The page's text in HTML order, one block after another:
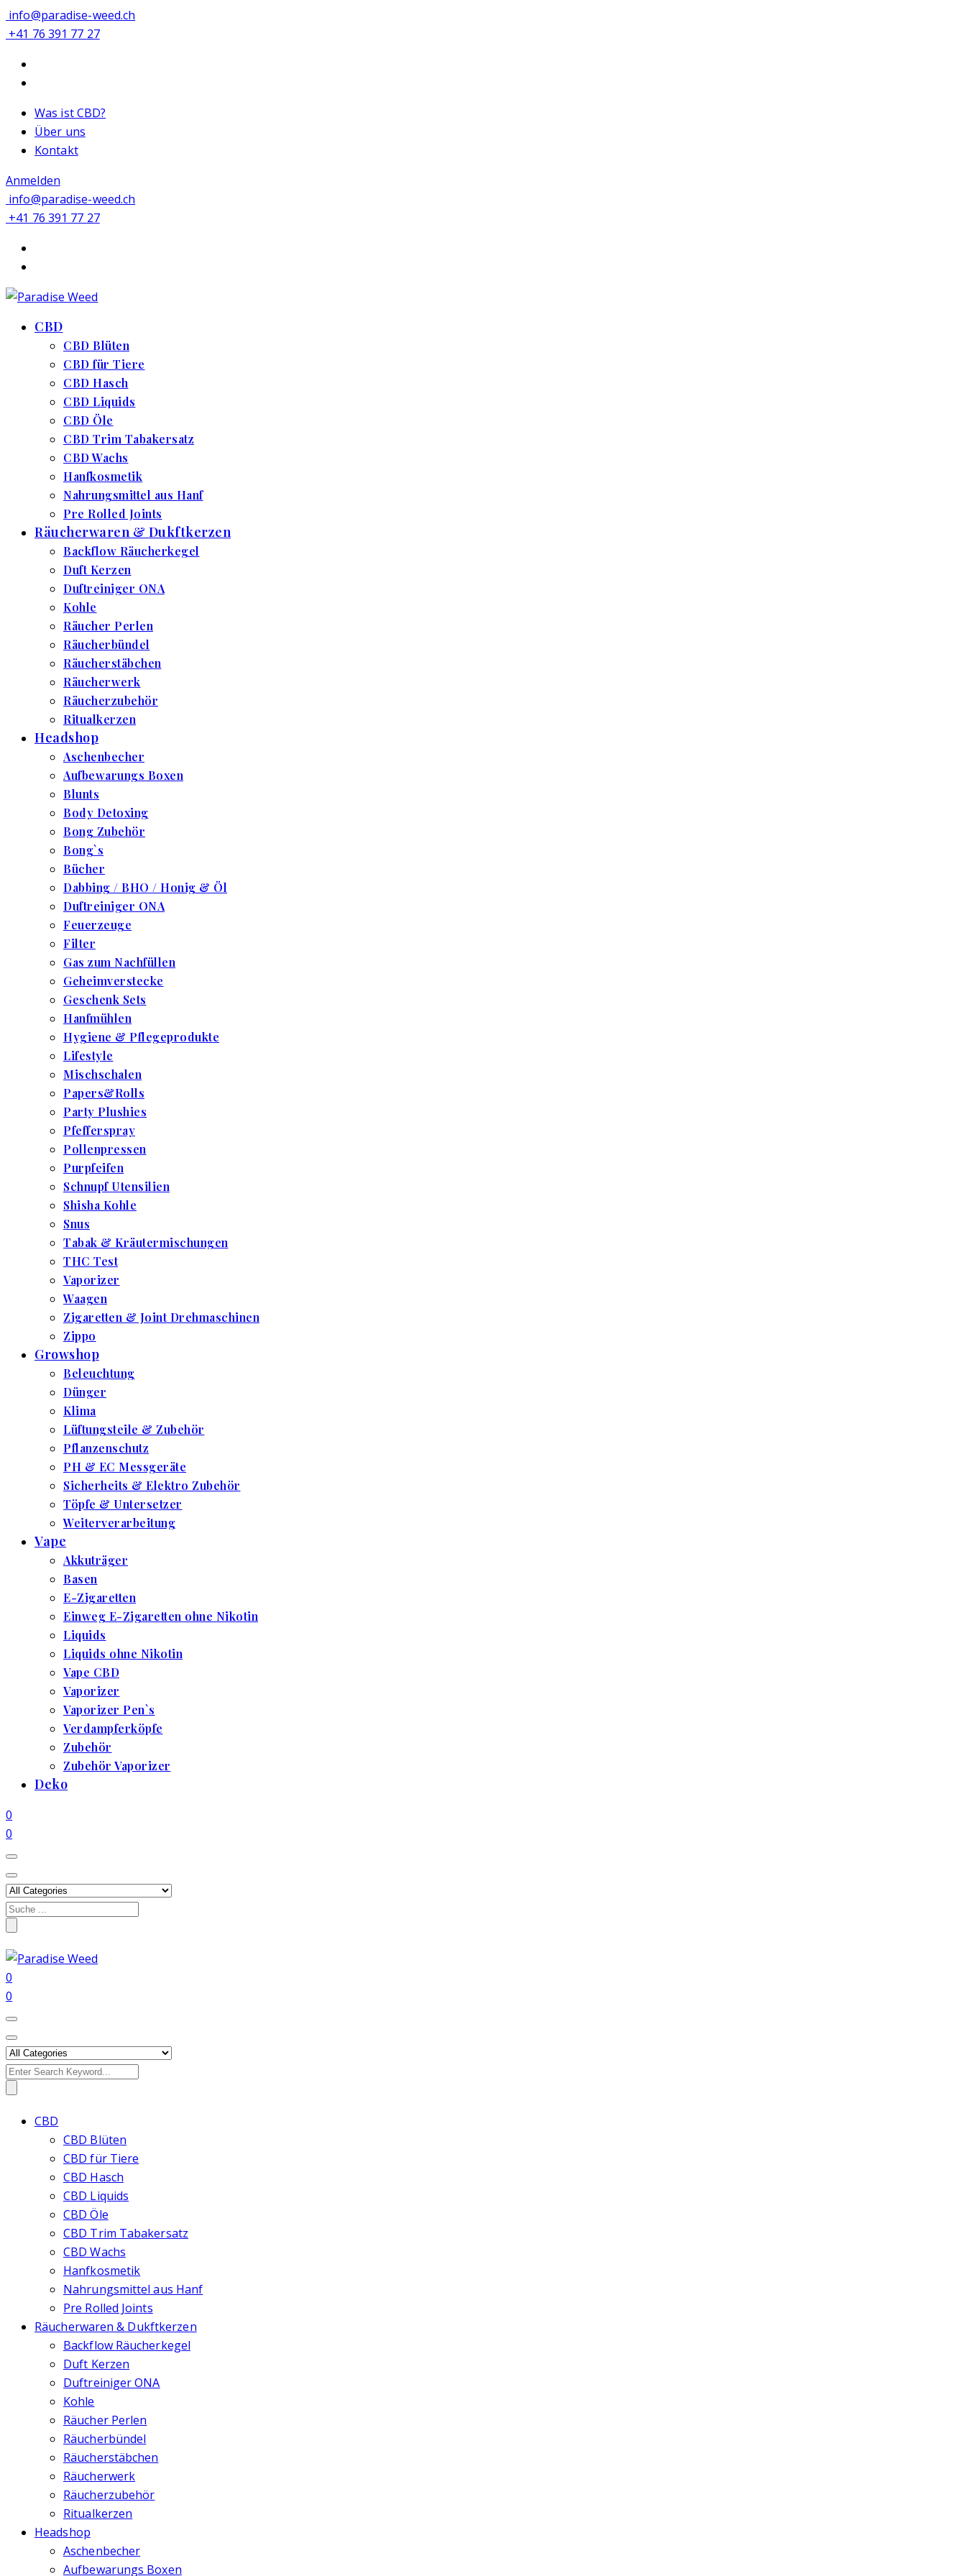
info@paradise-weed.ch
+41 76 391 77 27
Was ist CBD?
Über uns
Kontakt
Anmelden
info@paradise-weed.ch
+41 76 391 77 27
CBD
CBD Blüten
CBD für Tiere
CBD Hasch
CBD Liquids
CBD Öle
CBD Trim Tabakersatz
CBD Wachs
Hanfkosmetik
Nahrungsmittel aus Hanf
Pre Rolled Joints
Räucherwaren & Dukftkerzen
Backflow Räucherkegel
Duft Kerzen
Duftreiniger ONA
Kohle
Räucher Perlen
Räucherbündel
Räucherstäbchen
Räucherwerk
Räucherzubehör
Ritualkerzen
Headshop
Aschenbecher
Aufbewarungs Boxen
Blunts
Body Detoxing
Bong Zubehör
Bong`s
Bücher
Dabbing / BHO / Honig & Öl
Duftreiniger ONA
Feuerzeuge
Filter
Gas zum Nachfüllen
Geheimverstecke
Geschenk Sets
Hanfmühlen
Hygiene & Pflegeprodukte
Lifestyle
Mischschalen
Papers&Rolls
Party Plushies
Pfefferspray
Pollenpressen
Purpfeifen
Schnupf Utensilien
Shisha Kohle
Snus
Tabak & Kräutermischungen
THC Test
Vaporizer
Waagen
Zigaretten & Joint Drehmaschinen
Zippo
Growshop
Beleuchtung
Dünger
Klima
Lüftungsteile & Zubehör
Pflanzenschutz
PH & EC Messgeräte
Sicherheits & Elektro Zubehör
Töpfe & Untersetzer
Weiterverarbeitung
Vape
Akkuträger
Basen
E-Zigaretten
Einweg E-Zigaretten ohne Nikotin
Liquids
Liquids ohne Nikotin
Vape CBD
Vaporizer
Vaporizer Pen`s
Verdampferköpfe
Zubehör
Zubehör Vaporizer
Deko
0
0
Search
0
0
Search
CBD
CBD Blüten
CBD für Tiere
CBD Hasch
CBD Liquids
CBD Öle
CBD Trim Tabakersatz
CBD Wachs
Hanfkosmetik
Nahrungsmittel aus Hanf
Pre Rolled Joints
Räucherwaren & Dukftkerzen
Backflow Räucherkegel
Duft Kerzen
Duftreiniger ONA
Kohle
Räucher Perlen
Räucherbündel
Räucherstäbchen
Räucherwerk
Räucherzubehör
Ritualkerzen
Headshop
Aschenbecher
Aufbewarungs Boxen